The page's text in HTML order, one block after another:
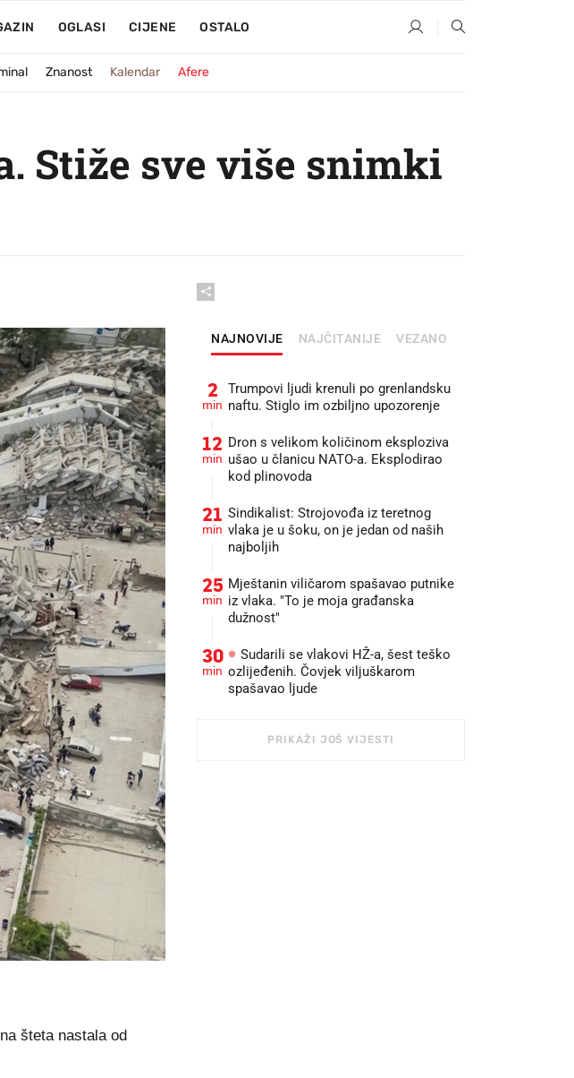
OGLASI CIJENE OSTALO
Znanost Kalendar Afere
Stiže sve više snimki
šteta nastala od
NAJNOVIJE NAJČITANIJE VEZANO
2
min
Trumpovi ljudi krenuli po grenlandsku
naftu. Stiglo im ozbiljno upozorenje
12
min
Dron s velikom količinom eksploziva
ušao u članicu NATO-a. Eksplodirao
kod plinovoda
21
min
Sindikalist: Strojovođa iz teretnog
vlaka je u šoku, on je jedan od naših
najboljih
25
min
Mještanin viličarom spašavao putnike
iz vlaka. "To je moja građanska
dužnost"
30
min
Sudarili se vlakovi HŽ-a, šest teško
ozlijeđenih. Čovjek viljuškarom
spašavao ljude
PRIKAŽI JOŠ VIJESTI